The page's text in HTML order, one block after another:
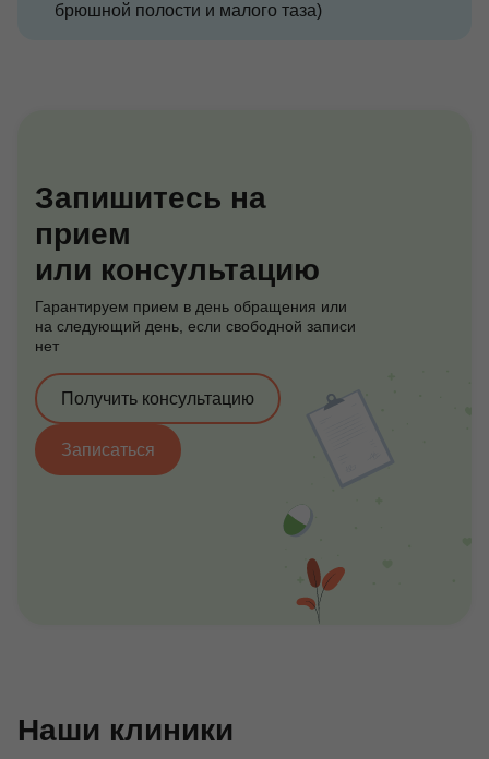
брюшной полости и малого таза)
Запишитесь на
прием
или консультацию
Гарантируем прием в день обращения или
на следующий день, если свободной записи
нет
Записаться
Получить консультацию
Наши клиники